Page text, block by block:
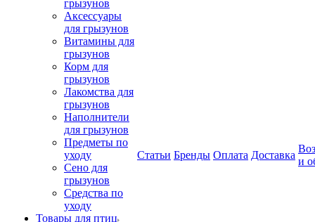
грызунов
Аксессуары
для грызунов
Витамины для
грызунов
Корм для
грызунов
Лакомства для
грызунов
Наполнители
для грызунов
Предметы по
уходу
Сено для
грызунов
Средства по
уходу
Товары для птиц
Статьи Бренды Оплата Доставка
и